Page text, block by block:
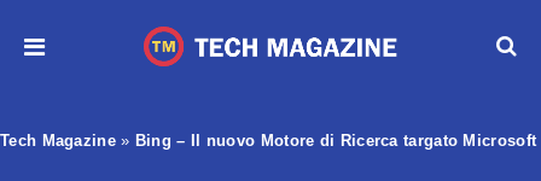
Tech Magazine» Bing – Il nuovo Motore di Ricerca targato Microsoft